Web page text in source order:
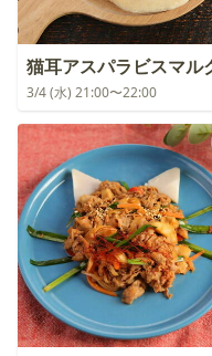
猫耳アスパラビスマル
3/4 (水) 21:00〜22:00